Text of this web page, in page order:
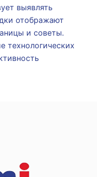
выявлять
отображают
и советы.
технологических